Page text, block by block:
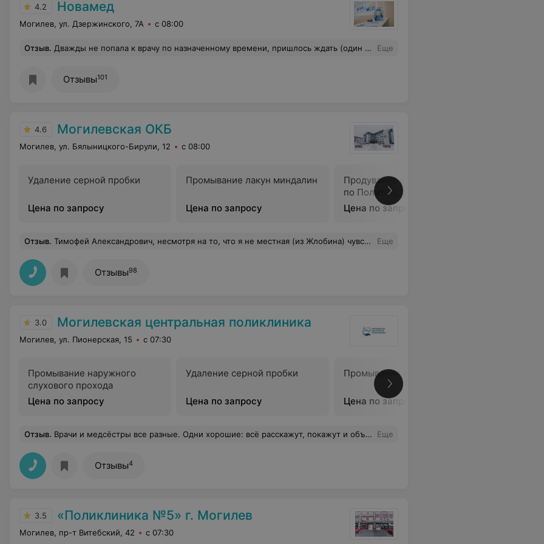
4.2 Новамед
Могилев, ул. Дзержинского, 7А с 08:00
Отзыв. Дважды не попала к врачу по назначенному времени, пришлось ждать (один раз 10 минут, второй раз 1,5 часа). Записываюсь третий раз и говорю сразу, что следующий раз ждать не готова, что хотела бы попасть к врачу вовремя, без ожидания, я из другого города и ценю свое время, на что мне ответили «если вы хотите попасть к этому врачу, то надо подождать если надо, у нее большая запись». Серьезно?? Так может быть время выделяемое на пациента будет не 20 минут, а больше? Или мб вы учтете ВАЖНЫЙ и простой для меня нюанс «попасть вовремя», о котором я говорю ЗАРАНЕЕ. Персонал в регистратуре не лучше, чем в гос. поликлинике. Куда приятнее приходить в мед. центр, где встречает улыбчивый, приветливый персонал, готовый помочь в решении твоих вопросов. Мы платим не только за оказанные нам услуги в мед. центре, но и за сервис. Персонал не отождествляет себя с бизнесом и не особо заинтересован в том, чтобы пациент остался в этом мед центре. Хожу только из-за компетентного доктора Басенко Т.В Еще
Отзывы101
4.6 Могилевская ОКБ
Могилев, ул. Бялыницкого-Бирули, 12 с 08:00
Удаление серной пробки
Цена по запросу
Промывание лакун миндалин
Цена по запросу
Продувание слуховых труб
по Политцеру
Цена по запросу
Отзыв. Тимофей Александрович, несмотря на то, что я не местная (из Жлобина) чувствовала себя комфортно и в безопасности. Не хотела бы вновь оказаться в приёмом покое))) Но тёплые слова в Ваш адрес непременно хочется сказать. Спасибо, успехов Вам и Вашему коллективу! Еще
Отзывы98
3.0 Могилевская центральная поликлиника
Могилев, ул. Пионерская, 15 с 07:30
Промывание наружного
слухового прохода
Цена по запросу
Удаление серной пробки
Цена по запросу
Промывание лакун миндалин
Цена по запросу
Отзыв. Врачи и медсёстры все разные. Одни хорошие: всё расскажут, покажут и объяснят. Другие же не очень. При недопонимании, которое возникло у меня с врачом, очень быстро и оперативно помогла решить старшая медсестра. Такого чуткого и внимательного отношения уже очень давно не встречала. Пока самое ужасное обращение встретилось в гинекологии. Во время гинекологического осмотра медсестра открыла настежь дверь, чтобы впустить постороннего человека, хотя я не единожды просила не открывать дверь. Дальше в данной ситуации всё было только хуже... Дверь снова не была закрыта на ключ, и несколько человек заходили в кабинет во время моего осмотра. А когда я попросила написать врача свои инициалы и медсестры-акушерки на отдельном листочке, стала вести себя совершенно за пределами медицинской этики: стала кричать, звать моего участкового гинеколога, бросать в мой адрес оскорбления, связанные с моим здоровьем. Уважаемые девушки и женщины, не допускайте такого отношения Еще
Отзывы4
3.5 «Поликлиника №5» г. Могилев
Могилев, пр-т Витебский, 42 с 07:30